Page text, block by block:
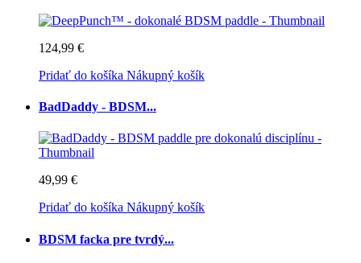
124,99 €
Pridať do košíka Nákupný košík
BadDaddy - BDSM...
49,99 €
Pridať do košíka Nákupný košík
BDSM facka pre tvrdý...